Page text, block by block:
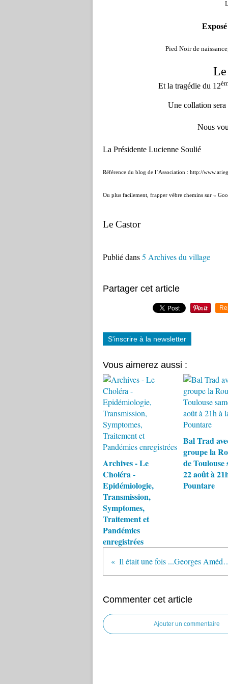
Pied Noir de
Et la tragédie du 12
Une collation
Nous
La Présidente Lucienne Soulié
Référence du blog de l’Association : http://
Ou plus facilement, frapper vèbre chemins sur «
Le Castor
Publié dans5 Archives du village
Partager cet article
S'inscrire à la newsletter
Vous aimerez aussi :
Archives - Le
Choléra -
Epidémiologie,
Transmission,
Symptomes,
Traitement et
Pandémies
enregistrées
Bal Trad
groupe la
de Toulouse
22 août à
Pountare
Il était une
Commenter cet article
Ajouter un commentaire